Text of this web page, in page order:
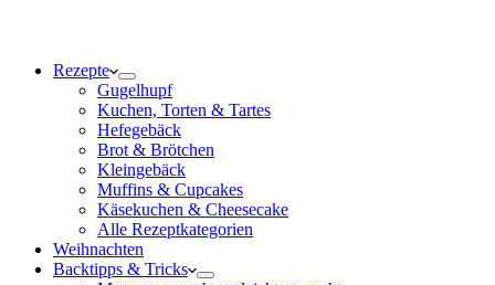
Rezepte
Gugelhupf
Kuchen, Torten & Tartes
Hefegebäck
Brot & Brötchen
Kleingebäck
Muffins & Cupcakes
Käsekuchen & Cheesecake
Alle Rezeptkategorien
Weihnachten
Backtipps & Tricks